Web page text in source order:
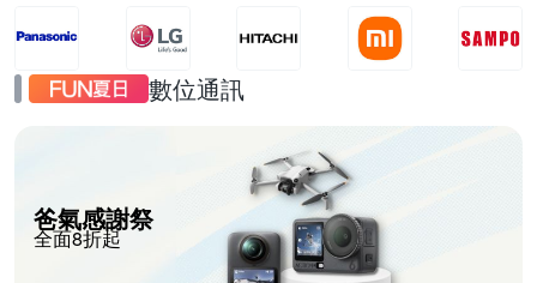
數位通訊
爸氣感謝祭
全面8折起